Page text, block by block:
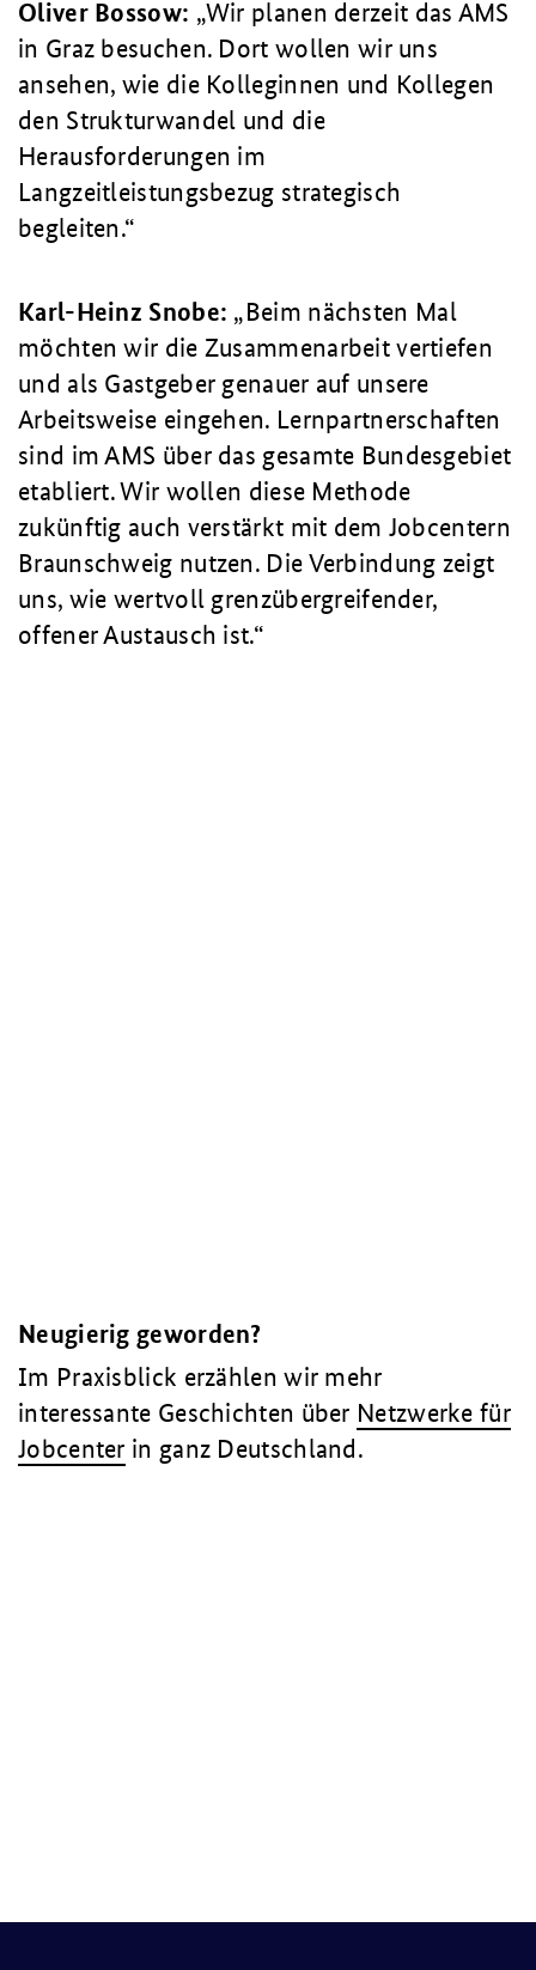
Oliver Bossow: Wir planen derzeit das AMS
in Graz besuchen. Dort wollen wir uns
ansehen, wie die Kolleginnen und Kollegen
den Strukturwandel und die
Herausforderungen im
Langzeitleistungsbezug strategisch
begleiten.
Karl-Heinz Snobe:
Beim nächsten Mal
möchten wir die Zusammenarbeit vertiefen
und als Gastgeber genauer auf unsere
Arbeitsweise eingehen. Lernpartnerschaften
sind im AMS über das gesamte Bundesgebiet
etabliert. Wir wollen diese Methode
zukünftig auch verstärkt mit dem Jobcentern
Braunschweig nutzen. Die Verbindung zeigt
uns, wie wertvoll grenzübergreifender,
offener Austausch ist.
Neugierig geworden?
Im Praxisblick erzählen wir mehr
interessante Geschichten über Netzwerke für
Jobcenter in ganz Deutschland.